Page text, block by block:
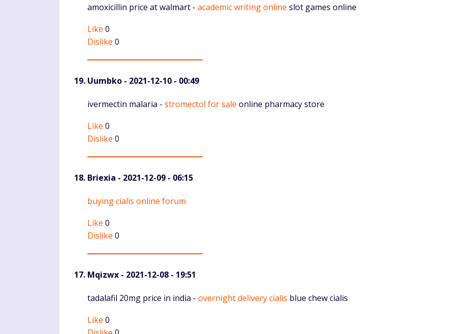
Komentaras
amoxicillin price at walmart - academic writing online slot games online
Like 0
Dislike 0
Uumbko - 2021-12-10 - 00:49
Komentaras
ivermectin malaria - stromectol for sale online pharmacy store
Like 0
Dislike 0
Briexia - 2021-12-09 - 06:15
Komentaras
buying cialis online forum
Like 0
Dislike 0
Mqizwx - 2021-12-08 - 19:51
Komentaras
tadalafil 20mg price in india - overnight delivery cialis blue chew cialis
Like 0